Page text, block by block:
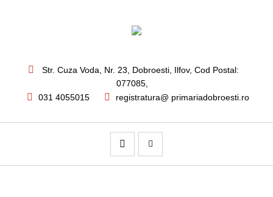
Str. Cuza Voda, Nr. 23 Dobroesti, Ilfov, Cod Postal:
077085,
031 4055015
registratura@ primariadobroesti.ro